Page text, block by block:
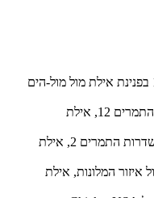
2, אילת